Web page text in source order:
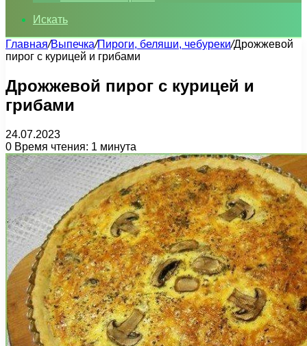
Искать
Главная/Выпечка/Пироги, беляши, чебуреки/Дрожжевой
пирог с курицей и грибами
Дрожжевой пирог с курицей и
грибами
24.07.2023
0 Время чтения: 1 минута